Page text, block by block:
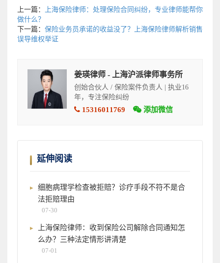
上一篇：
上海保险律师：处理保险合同纠纷，专业律师能帮你
做什么？
下一篇： 保险业务员承诺的收益没了？上海保险律师解析销售
误导维权举证
姜瑛律师 - 上海沪派律师事务所
创始合伙人 / 保险案件负责人 | 执业16
年，专注保险纠纷
15316011769 添加微信
延伸阅读
细胞病理学检查被拒赔？诊疗手段不符不是合
法拒赔理由
07-30
上海保险律师：收到保险公司解除合同通知怎
么办？三种法定情形讲清楚
07-01